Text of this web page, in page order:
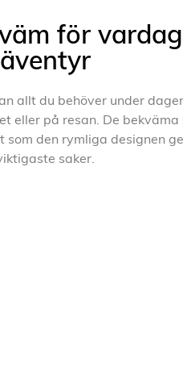
för
äventyr
allt du behöver under
eller på resan. De
den rymliga designen
saker.